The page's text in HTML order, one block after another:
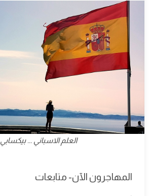
العلم الاسباني ... بيكسابي
المهاجرون الآن- متابعات